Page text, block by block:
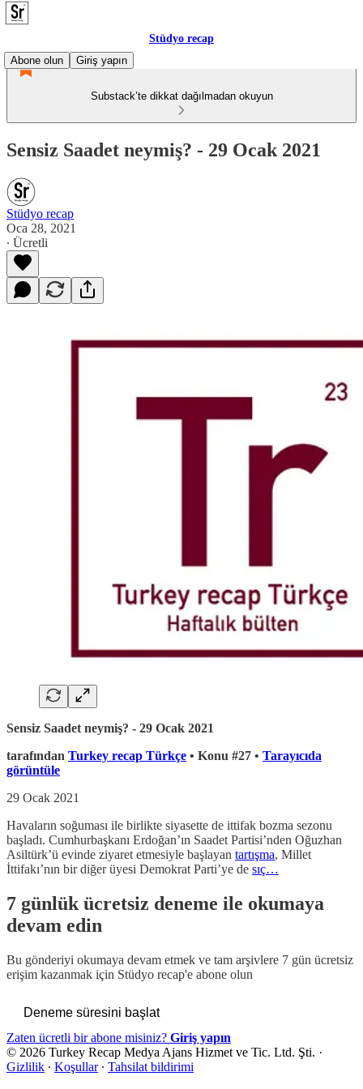
Stüdyo recap
Abone olun
Giriş yapın
Substack’te dikkat dağılmadan okuyun
Sensiz Saadet neymiş? - 29 Ocak 2021
Stüdyo recap
Oca 28, 2021
∙ Ücretli
Sensiz Saadet neymiş? - 29 Ocak 2021
tarafından Turkey recap Türkçe • Konu #27 • Tarayıcıda
görüntüle
29 Ocak 2021
Havaların soğuması ile birlikte siyasette de ittifak bozma sezonu
başladı. Cumhurbaşkanı Erdoğan’ın Saadet Partisi’nden Oğuzhan
Asiltürk’ü evinde ziyaret etmesiyle başlayan tartışma, Millet
İttifakı’nın bir diğer üyesi Demokrat Parti’ye de sıç…
7 günlük ücretsiz deneme ile okumaya
devam edin
Bu gönderiyi okumaya devam etmek ve tam arşivlere 7 gün ücretsiz
erişim kazanmak için Stüdyo recap'e abone olun
Deneme süresini başlat
Zaten ücretli bir abone misiniz? Giriş yapın
© 2026 Turkey Recap Medya Ajans Hizmet ve Tic. Ltd. Şti. ·
Gizlilik ∙ Koşullar∙ Tahsilat bildirimi